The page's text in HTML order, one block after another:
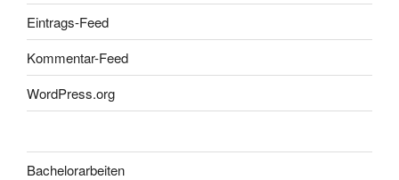
Eintrags-Feed
Kommentar-Feed
WordPress.org
Bachelorarbeiten